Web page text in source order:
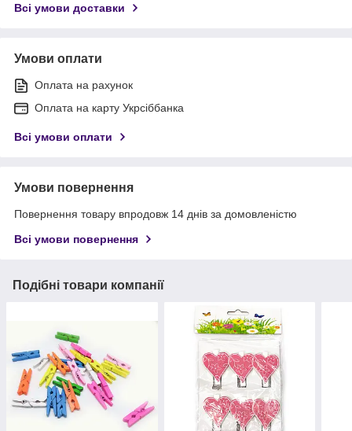
Всі умови доставки
Умови оплати
Оплата на рахунок
Оплата на карту Укрсіббанка
Всі умови оплати
Умови повернення
Повернення товару впродовж 14 днів за домовленістю
Всі умови повернення
Подібні товари компанії